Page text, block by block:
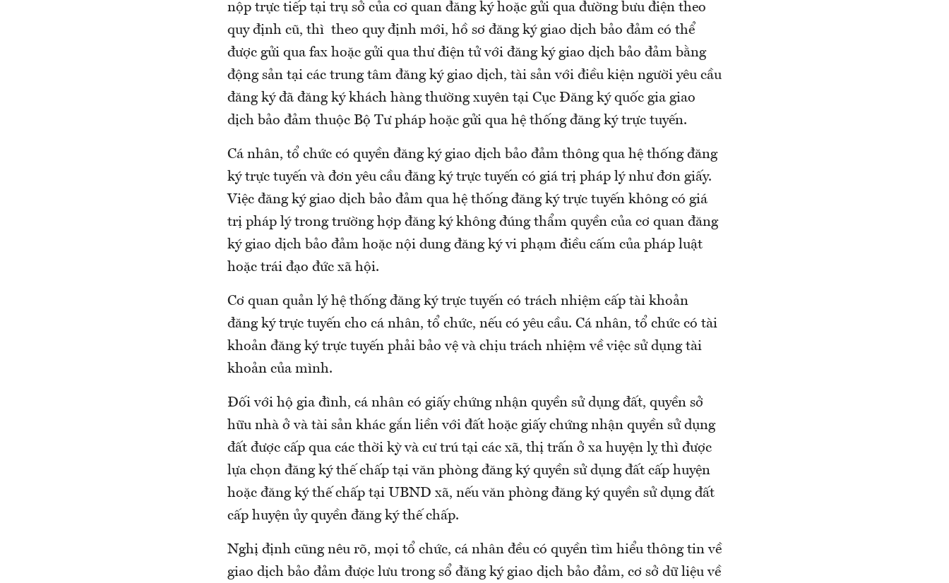
nộp trực tiếp tại trụ sở của cơ quan đăng ký hoặc gửi qua đường bưu điện theo
quy định cũ, thì theo quy định mới, hồ sơ đăng ký giao dịch bảo đảm có thể
được gửi qua fax hoặc gửi qua thư điện tử với đăng ký giao dịch bảo đảm bằng
động sản tại các trung tâm đăng ký giao dịch, tài sản với điều kiện người yêu cầu
đăng ký đã đăng ký khách hàng thường xuyên tại Cục Đăng ký quốc gia giao
dịch bảo đảm thuộc Bộ Tư pháp hoặc gửi qua hệ thống đăng ký trực tuyến.
Cá nhân, tổ chức có quyền đăng ký giao dịch bảo đảm thông qua hệ thống đăng
ký trực tuyến và đơn yêu cầu đăng ký trực tuyến có giá trị pháp lý như đơn giấy.
Việc đăng ký giao dịch bảo đảm qua hệ thống đăng ký trực tuyến không có giá
trị pháp lý trong trường hợp đăng ký không đúng thẩm quyền của cơ quan đăng
ký giao dịch bảo đảm hoặc nội dung đăng ký vi phạm điều cấm của pháp luật
hoặc trái đạo đức xã hội.
Cơ quan quản lý hệ thống đăng ký trực tuyến có trách nhiệm cấp tài khoản
đăng ký trực tuyến cho cá nhân, tổ chức, nếu có yêu cầu. Cá nhân, tổ chức có tài
khoản đăng ký trực tuyến phải bảo vệ và chịu trách nhiệm về việc sử dụng tài
khoản của mình.
Đối với hộ gia đình, cá nhân có giấy chứng nhận quyền sử dụng đất, quyền sở
hữu nhà ở và tài sản khác gắn liền với đất hoặc giấy chứng nhận quyền sử dụng
đất được cấp qua các thời kỳ và cư trú tại các xã, thị trấn ở xa huyện lỵ thì được
lựa chọn đăng ký thế chấp tại văn phòng đăng ký quyền sử dụng đất cấp huyện
hoặc đăng ký thế chấp tại UBND xã, nếu văn phòng đăng ký quyền sử dụng đất
cấp huyện ủy quyền đăng ký thế chấp.
Nghị định cũng nêu rõ, mọi tổ chức, cá nhân đều có quyền tìm hiểu thông tin về
giao dịch bảo đảm được lưu trong sổ đăng ký giao dịch bảo đảm, cơ sở dữ liệu về